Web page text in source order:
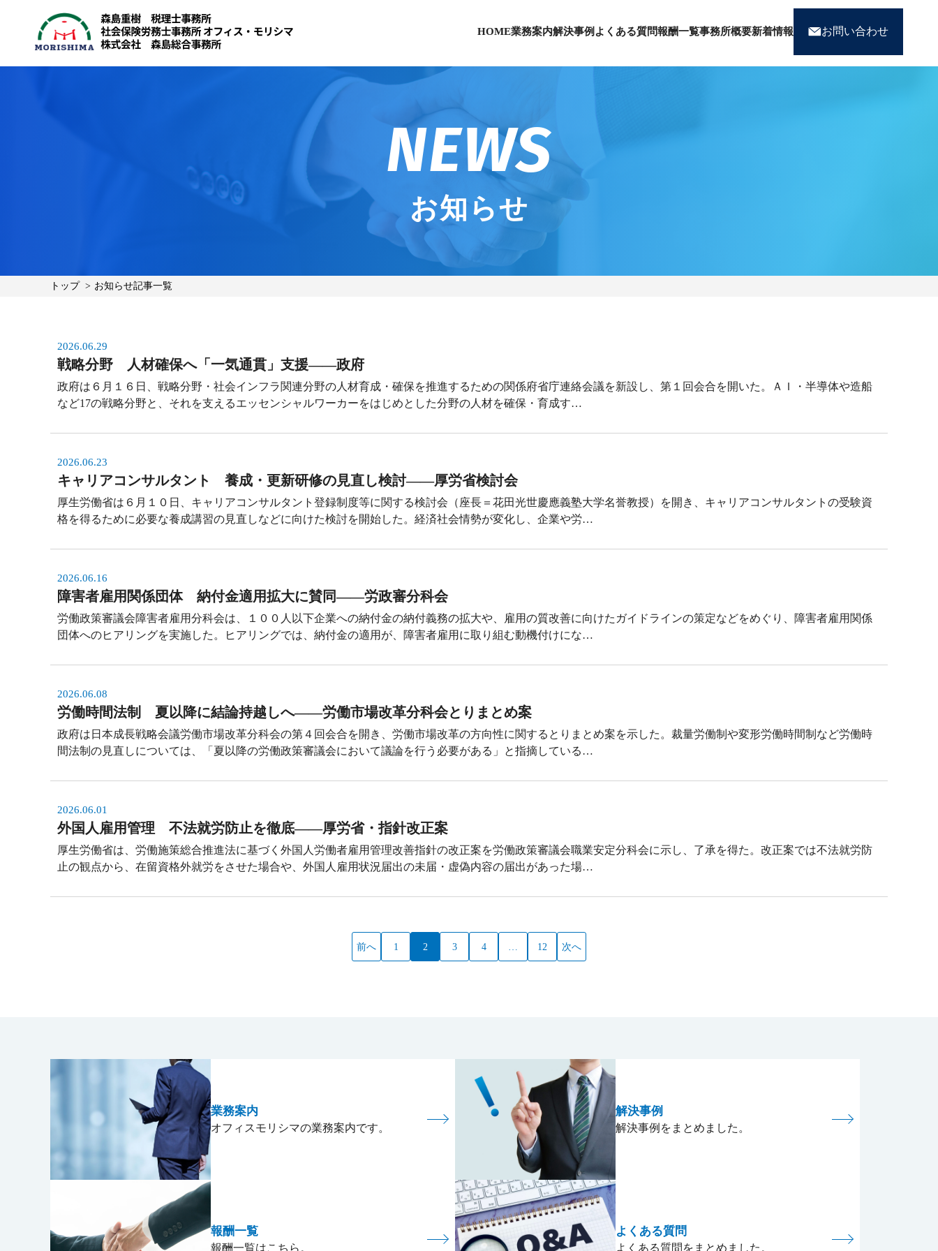
HOME業務案内解決事例 よくある質問報酬一覧事務所概要新着情報 お問い合わせ
NEWS
お知らせ
トップ お知らせ記事一覧
2026.06.29
戦略分野 人材確保へ「一気通貫」支援――政府
政府は６月１６日、戦略分野・社会インフラ関連分野の人材育成・確保を推進するための関係府省庁連絡会議を新設し、第１回会合を開いた。ＡＩ・半導体や造船
など17の戦略分野と、それを支えるエッセンシャルワーカーをはじめとした分野の人材を確保・育成す…
2026.06.23
キャリアコンサルタント 養成・更新研修の見直し検討――厚労省検討会
厚生労働省は６月１０日、キャリアコンサルタント登録制度等に関する検討会（座長＝花田光世慶應義塾大学名誉教授）を開き、キャリアコンサルタントの受験資
格を得るために必要な養成講習の見直しなどに向けた検討を開始した。経済社会情勢が変化し、企業や労…
2026.06.16
障害者雇用関係団体 納付金適用拡大に賛同――労政審分科会
労働政策審議会障害者雇用分科会は、１００人以下企業への納付金の納付義務の拡大や、雇用の質改善に向けたガイドラインの策定などをめぐり、障害者雇用関係
団体へのヒアリングを実施した。ヒアリングでは、納付金の適用が、障害者雇用に取り組む動機付けにな…
2026.06.08
労働時間法制 夏以降に結論持越しへ――労働市場改革分科会とりまとめ案
政府は日本成長戦略会議労働市場改革分科会の第４回会合を開き、労働市場改革の方向性に関するとりまとめ案を示した。裁量労働制や変形労働時間制など労働時
間法制の見直しについては、「夏以降の労働政策審議会において議論を行う必要がある」と指摘している…
2026.06.01
外国人雇用管理 不法就労防止を徹底――厚労省・指針改正案
厚生労働省は、労働施策総合推進法に基づく外国人労働者雇用管理改善指針の改正案を労働政策審議会職業安定分科会に示し、了承を得た。改正案では不法就労防
止の観点から、在留資格外就労をさせた場合や、外国人雇用状況届出の未届・虚偽内容の届出があった場…
前へ 1 2 3 4 12 次へ
業務案内
オフィスモリシマの業務案内です。
解決事例
解決事例をまとめました。
報酬一覧
報酬一覧はこちら。
よくある質問
よくある質問をまとめました。